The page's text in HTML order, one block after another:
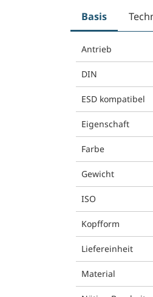
Basis
Antrieb
DIN
ESD kompatibel
Eigenschaft
Farbe
Gewicht
ISO
Kopfform
Liefereinheit
Material